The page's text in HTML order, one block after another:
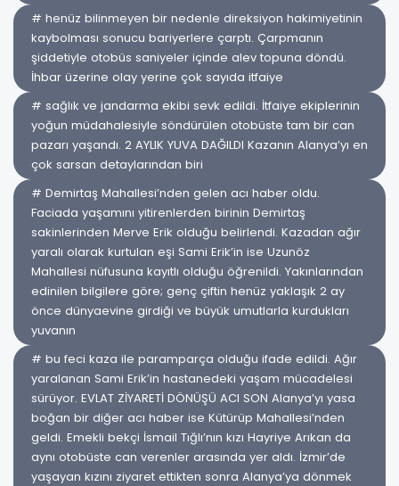
# henüz bilinmeyen bir nedenle direksiyon hakimiyetinin
kaybolması sonucu bariyerlere çarptı. Çarpmanın
şiddetiyle otobüs saniyeler içinde alev topuna döndü.
İhbar üzerine olay yerine çok sayıda itfaiye
# sağlık ve jandarma ekibi sevk edildi. İtfaiye ekiplerinin
yoğun müdahalesiyle söndürülen otobüste tam bir can
pazarı yaşandı. 2 AYLIK YUVA DAĞILDI Kazanın Alanya’yı en
çok sarsan detaylarından biri
# Demirtaş Mahallesi’nden gelen acı haber oldu.
Faciada yaşamını yitirenlerden birinin Demirtaş
sakinlerinden Merve Erik olduğu belirlendi. Kazadan ağır
yaralı olarak kurtulan eşi Sami Erik’in ise Uzunöz
Mahallesi nüfusuna kayıtlı olduğu öğrenildi. Yakınlarından
edinilen bilgilere göre; genç çiftin henüz yaklaşık 2 ay
önce dünyaevine girdiği ve büyük umutlarla kurdukları
yuvanın
# bu feci kaza ile paramparça olduğu ifade edildi. Ağır
yaralanan Sami Erik’in hastanedeki yaşam mücadelesi
sürüyor. EVLAT ZİYARETİ DÖNÜŞÜ ACI SON Alanya’yı yasa
boğan bir diğer acı haber ise Kütürüp Mahallesi’nden
geldi. Emekli bekçi İsmail Tığlı’nın kızı Hayriye Arıkan da
aynı otobüste can verenler arasında yer aldı. İzmir’de
yaşayan kızını ziyaret ettikten sonra Alanya’ya dönmek